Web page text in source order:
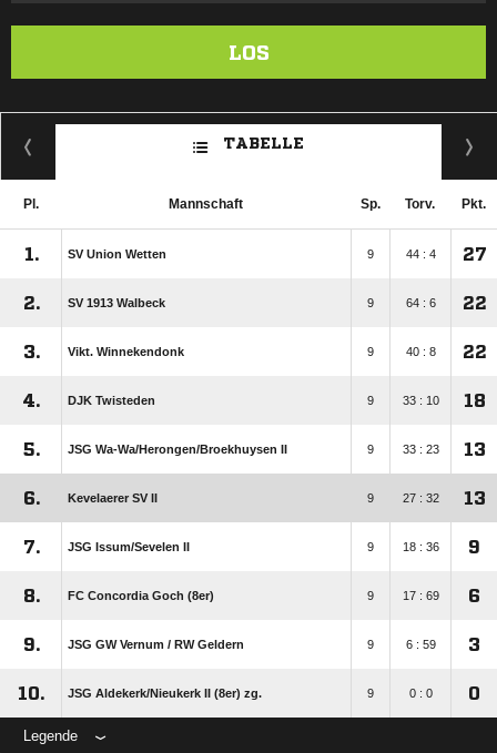
LOS
TABELLE
Pl. Mannschaft Sp. Torv. Pkt.
1. SV Union Wetten 9 44 : 4 27
2. SV 1913 Walbeck 9 64 : 6 22
3. Vikt. Winnekendonk 9 40 : 8 22
4. DJK Twisteden 9 33 : 10 18
5. JSG Wa-Wa/​Herongen/​Broekhuysen II 9 33 : 23 13
6. Kevelaerer SV II 9 27 : 32 13
7. JSG Issum/​Sevelen II 9 18 : 36 9
8. FC Concordia Goch (8er) 9 17 : 69 6
9. JSG GW Vernum /​ RW Geldern 9 6 : 59 3
10. JSG Aldekerk/​Nieukerk II (8er) zg. 9 0 : 0 0
Legende